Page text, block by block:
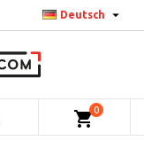
Deutsch 
shopping_cart0